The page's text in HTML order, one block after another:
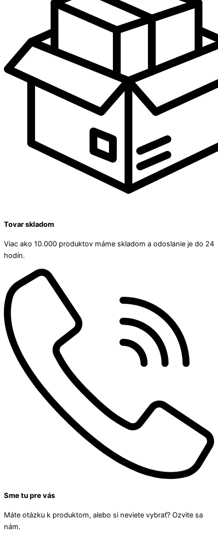
Tovar skladom
Viac ako 10.000 produktov máme skladom a odoslanie je do 24
hodín.
Sme tu pre vás
Máte otázku k produktom, alebo si neviete vybrať? Ozvite sa
nám.